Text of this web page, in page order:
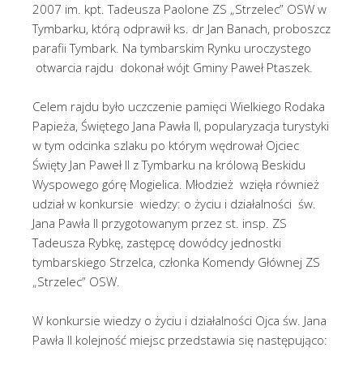
2007 im. kpt. Tadeusza Paolone ZS „Strzelec” OSW w
Tymbarku, którą odprawił ks. dr Jan Banach, proboszcz
parafii Tymbark. Na tymbarskim Rynku uroczystego
otwarcia rajdu dokonał wójt Gminy Paweł Ptaszek.
Celem rajdu było uczczenie pamięci Wielkiego Rodaka
Papieża, Świętego Jana Pawła II, popularyzacja turystyki
w tym odcinka szlaku po którym wędrował Ojciec
Święty Jan Paweł II z Tymbarku na królową Beskidu
Wyspowego górę Mogielica. Młodzież wzięła również
udział w konkursie wiedzy: o życiu i działalności św.
Jana Pawła II przygotowanym przez st. insp. ZS
Tadeusza Rybkę, zastępcę dowódcy jednostki
tymbarskiego Strzelca, członka Komendy Głównej ZS
„Strzelec” OSW.
W konkursie wiedzy o życiu i działalności Ojca św. Jana
Pawła II kolejność miejsc przedstawia się następująco: